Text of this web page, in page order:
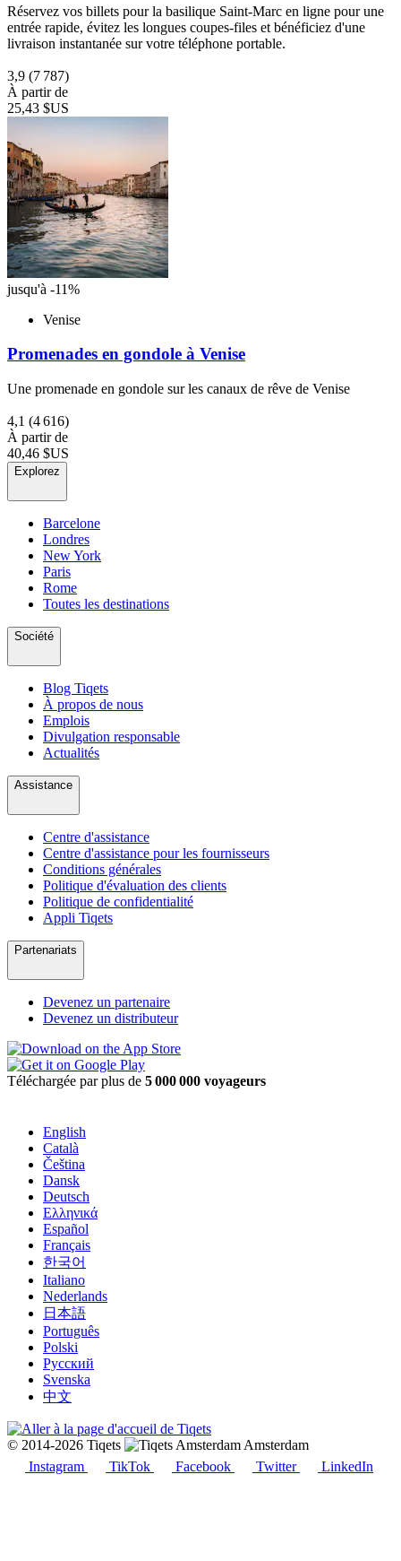
Réservez vos billets pour la basilique Saint-Marc en ligne pour une
entrée rapide, évitez les longues coupes-files et bénéficiez d'une
livraison instantanée sur votre téléphone portable.
3,9 (7 787)
À partir de
25,43 $US
jusqu'à -11%
Venise
Promenades en gondole à Venise
Une promenade en gondole sur les canaux de rêve de Venise
4,1 (4 616)
À partir de
40,46 $US
Explorez
Barcelone
Londres
New York
Paris
Rome
Toutes les destinations
Société
Blog Tiqets
À propos de nous
Emplois
Divulgation responsable
Actualités
Assistance
Centre d'assistance
Centre d'assistance pour les fournisseurs
Conditions générales
Politique d'évaluation des clients
Politique de confidentialité
Appli Tiqets
Partenariats
Devenez un partenaire
Devenez un distributeur
Téléchargée par plus de 5 000 000 voyageurs
English
Català
Čeština
Dansk
Deutsch
Ελληνικά
Español
Français
한국어
Italiano
Nederlands
日本語
Português
Polski
Русский
Svenska
中文
© 2014-2026 Tiqets
Amsterdam
Instagram
TikTok Facebook Twitter LinkedIn